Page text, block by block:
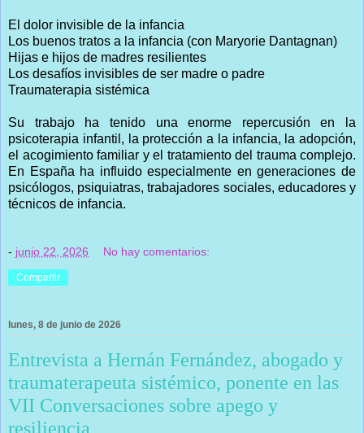
El dolor invisible de la infancia
Los buenos tratos a la infancia (con Maryorie Dantagnan)
Hijas e hijos de madres resilientes
Los desafíos invisibles de ser madre o padre
Traumaterapia sistémica
Su trabajo ha tenido una enorme repercusión en la
psicoterapia infantil, la protección a la infancia, la adopción,
el acogimiento familiar y el tratamiento del trauma complejo.
En España ha influido especialmente en generaciones de
psicólogos, psiquiatras, trabajadores sociales, educadores y
técnicos de infancia.
- junio 22, 2026 No hay comentarios:
Compartir
lunes, 8 de junio de 2026
Entrevista a Hernán Fernández, abogado y
traumaterapeuta sistémico, ponente en las
VII Conversaciones sobre apego y
resiliencia